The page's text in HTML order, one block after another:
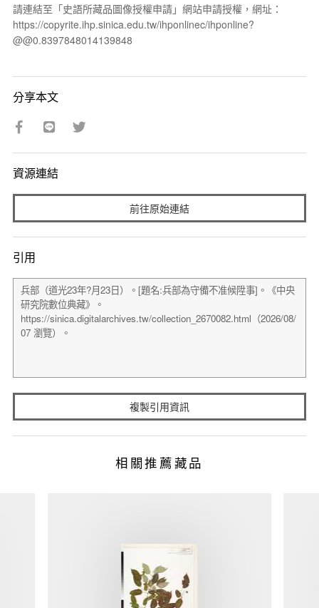
請連結至「史語所藏品圖像授權申請」網站申請授權，網址：
https://copyrite.ihp.sinica.edu.tw/ihponlinec/ihponline?
@@0.8397848014139848
分享本文
資源連結
前往原始連結
引用
複製引用資訊
相關推薦藏品